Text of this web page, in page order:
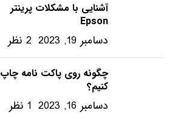
آشنایی با مشکلات پرینتر
Epson
دسامبر 19, 2023 2 نظر
چگونه روی پاکت نامه چاپ
کنیم؟
دسامبر 16, 2023 1 نظر